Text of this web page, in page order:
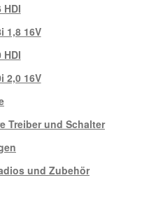
HDI
1,8 16V
HDI
2,0 16V
Treiber und Schalter
und Zubehör